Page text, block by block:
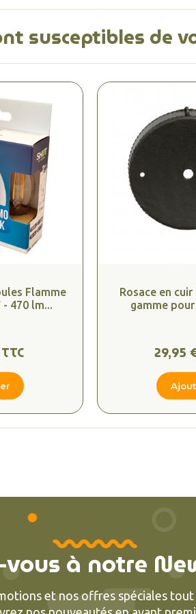
susceptibles de
Flamme
- 470 lm...
Rosace en
gamme
29,95
vous à notre
et nos offres spéciales tout